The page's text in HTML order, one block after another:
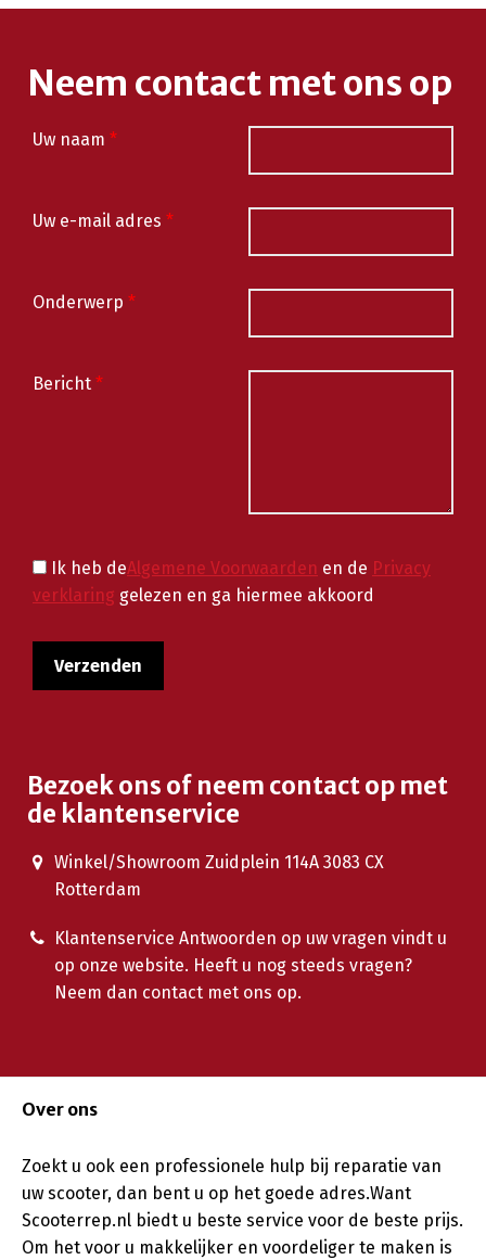
Neem contact met ons op
Uw naam *
Uw e-mail adres *
Onderwerp *
Bericht *
Ik heb deAlgemene Voorwaarden en de Privacy
verklaring gelezen en ga hiermee akkoord
Bezoek ons of neem contact op met
de klantenservice
Winkel/Showroom Zuidplein 114A 3083 CX
Rotterdam
Klantenservice Antwoorden op uw vragen vindt u
op onze website. Heeft u nog steeds vragen?
Neem dan contact met ons op.
Over ons
Zoekt u ook een professionele hulp bij reparatie van
uw scooter, dan bent u op het goede adres.Want
Scooterrep.nl biedt u beste service voor de beste prijs.
Om het voor u makkelijker en voordeliger te maken is